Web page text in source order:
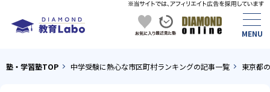
塾・学習塾TOP 中学受験に熱心な市区町村ランキングの記事一覧 東京都